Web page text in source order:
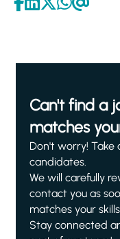
Can't find a
matches
Don't worry! Take
candidates.
We will carefully
contact you as
matches your
Stay connected